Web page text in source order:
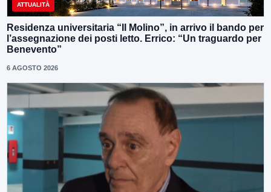
ATTUALITÀ
Residenza universitaria “Il Molino”, in arrivo il bando per
l’assegnazione dei posti letto. Errico: “Un traguardo per
Benevento”
6 AGOSTO 2026